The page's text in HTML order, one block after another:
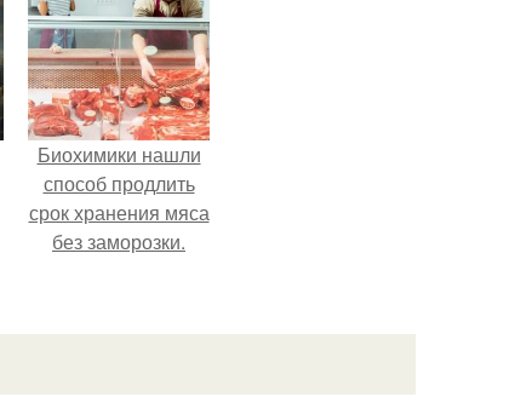
Биохимики нашли
способ продлить
срок хранения мяса
без заморозки.